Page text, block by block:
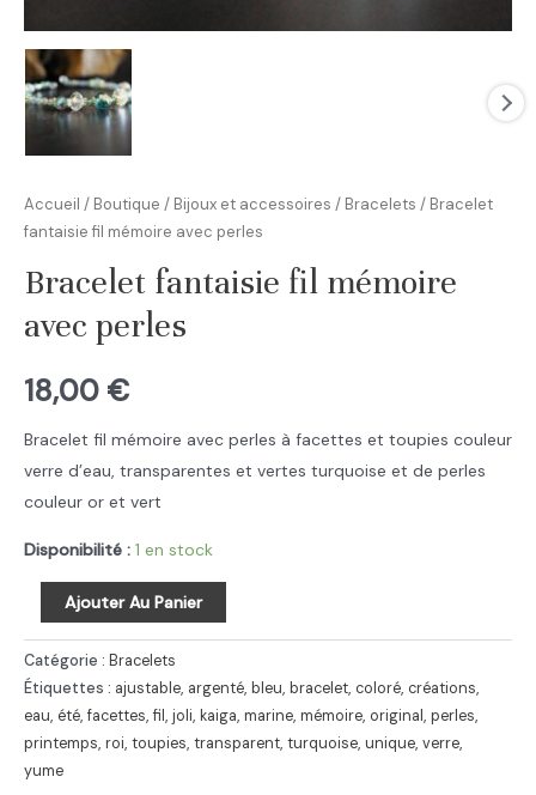
Accueil / Boutique / Bijoux et accessoires / Bracelets / Bracelet
fantaisie fil mémoire avec perles
Bracelet fantaisie fil mémoire
avec perles
18,00 €
Bracelet fil mémoire avec perles à facettes et toupies couleur
verre d’eau, transparentes et vertes turquoise et de perles
couleur or et vert
Disponibilité : 1 en stock
quantité
de
Bracelet
fantaisie
fil
mémoire
avec
Ajouter Au Panier
Catégorie : Bracelets
Étiquettes : ajustable, argenté, bleu, bracelet, coloré, créations,
eau, été, facettes, fil , joli, kaiga, marine, mémoire, original , perles,
printemps, roi, toupies, transparent, turquoise, unique, verre,
yume